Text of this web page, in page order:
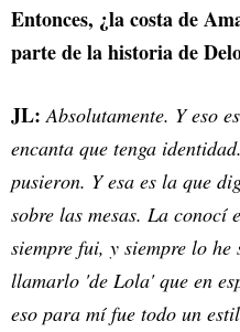
Entonces, ¿la costa de
parte de la historia de
JL:Absolutamente. Y eso
encanta que tenga
pusieron. Y esa es la que
sobre las mesas. La conocí
siempre fui, y siempre lo
llamarlo 'de Lola' que en
eso para mí fue todo un